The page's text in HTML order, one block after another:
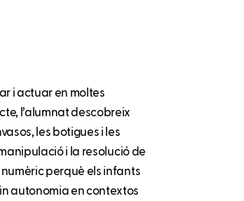
i actuar en moltes
l’alumnat descobreix
les botigues i les
i la resolució de
numèric perquè els infants
autonomia en contextos